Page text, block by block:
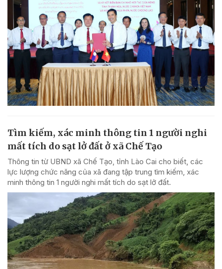
Tìm kiếm, xác minh thông tin 1 người nghi
mất tích do sạt lở đất ở xã Chế Tạo
Thông tin từ UBND xã Chế Tạo, tỉnh Lào Cai cho biết, các
lực lượng chức năng của xã đang tập trung tìm kiếm, xác
minh thông tin 1 người nghi mất tích do sạt lở đất.